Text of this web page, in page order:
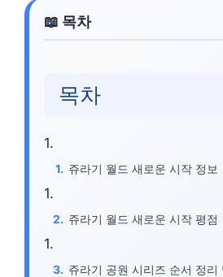
목차
쥬라기 월드 새로운 시작 정보
쥬라기 월드 새로운 시작 평점
쥬라기 공원 시리즈 순서 정리